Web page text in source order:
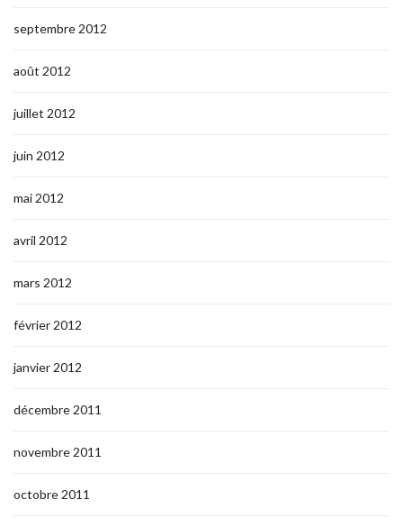
septembre 2012
août 2012
juillet 2012
juin 2012
mai 2012
avril 2012
mars 2012
février 2012
janvier 2012
décembre 2011
novembre 2011
octobre 2011